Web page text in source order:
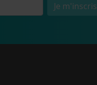
Je m'inscris